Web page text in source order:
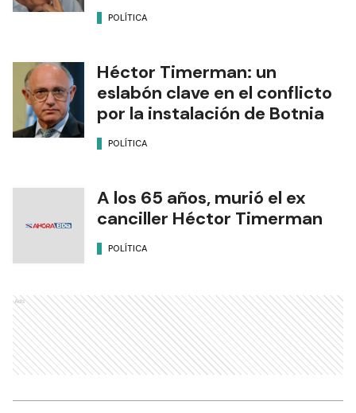
POLÍTICA
Héctor Timerman: un
eslabón clave en el conflicto
por la instalación de Botnia
POLÍTICA
A los 65 años, murió el ex
canciller Héctor Timerman
POLÍTICA
Ads